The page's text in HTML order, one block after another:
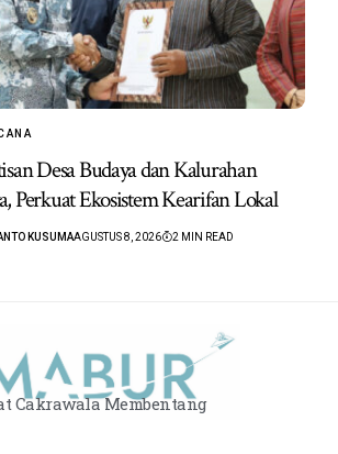
Desa Budaya dan Kalurahan
Perkuat Ekosistem Kearifan Lokal
KUSUMAAGUSTUS 8, 2026 2 MIN READ
Cakrawala Membentang